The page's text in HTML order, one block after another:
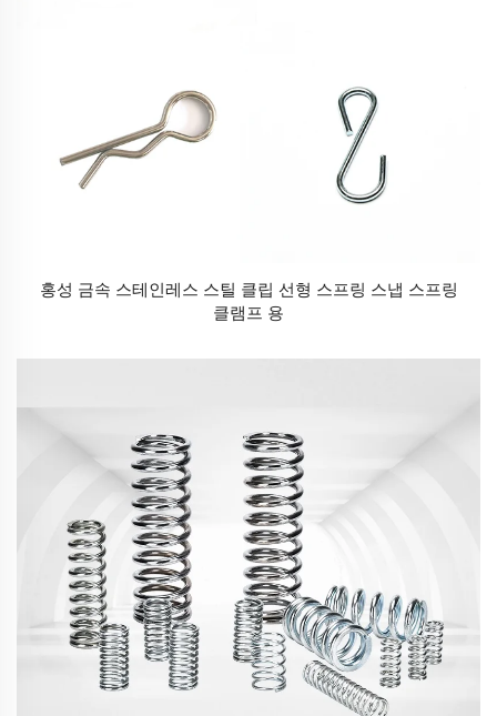
홍성 금속 스테인레스 스틸 클립 선형 스프링 스냅 스프링
클램프 용